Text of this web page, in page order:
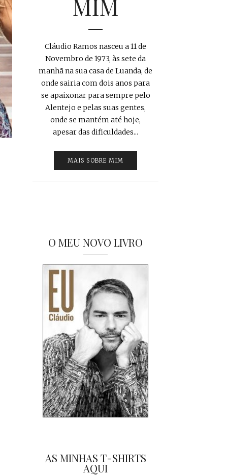
MIM
Cláudio Ramos nasceu a 11 de
Novembro de 1973, às sete da
manhã na sua casa de Luanda, de
onde sairia com dois anos para
se apaixonar para sempre pelo
Alentejo e pelas suas gentes,
onde se mantém até hoje,
apesar das dificuldades...
MAIS SOBRE MIM
O MEU NOVO LIVRO
AS MINHAS T-SHIRTS
AQUI